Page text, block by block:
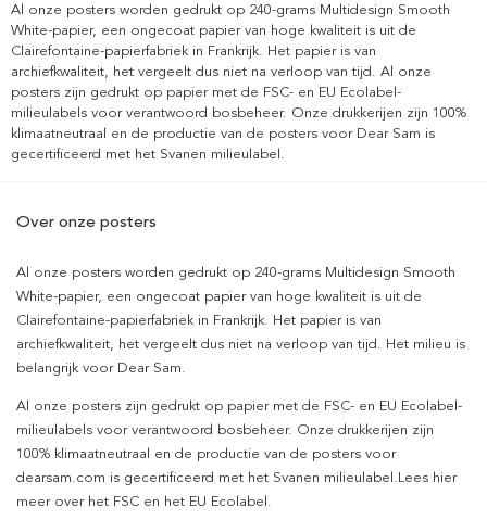
Al onze posters worden gedrukt op 240-grams Multidesign Smooth
White-papier, een ongecoat papier van hoge kwaliteit is uit de
Clairefontaine-papierfabriek in Frankrijk. Het papier is van
archiefkwaliteit, het vergeelt dus niet na verloop van tijd. Al onze
posters zijn gedrukt op papier met de FSC- en EU Ecolabel-
milieulabels voor verantwoord bosbeheer. Onze drukkerijen zijn 100%
klimaatneutraal en de productie van de posters voor Dear Sam is
gecertificeerd met het Svanen milieulabel.
Over onze posters
Al onze posters worden gedrukt op 240-grams Multidesign Smooth
White-papier, een ongecoat papier van hoge kwaliteit is uit de
Clairefontaine-papierfabriek in Frankrijk. Het papier is van
archiefkwaliteit, het vergeelt dus niet na verloop van tijd. Het milieu is
belangrijk voor Dear Sam.
Al onze posters zijn gedrukt op papier met de FSC- en EU Ecolabel-
milieulabels voor verantwoord bosbeheer. Onze drukkerijen zijn
100% klimaatneutraal en de productie van de posters voor
dearsam.com is gecertificeerd met het Svanen milieulabel.Lees hier
meer over het FSC en het EU Ecolabel.